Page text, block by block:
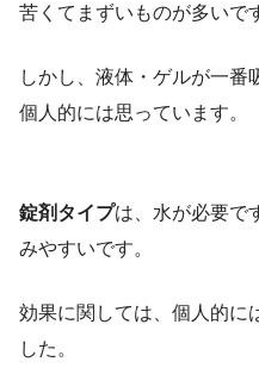
苦くてまずいものが多いで
しかし、液体・ゲルが一番
個人的には思っています。
錠剤タイプは、水が必要で
みやすいです。
効果に関しては、個人的に
した。